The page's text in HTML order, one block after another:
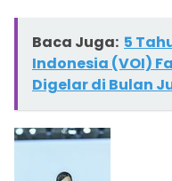
Baca Juga: 5
Indonesia (VOI)
Digelar di Bulan